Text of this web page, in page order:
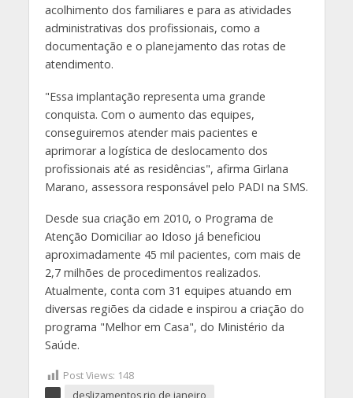
acolhimento dos familiares e para as atividades
administrativas dos profissionais, como a
documentação e o planejamento das rotas de
atendimento.
"Essa implantação representa uma grande
conquista. Com o aumento das equipes,
conseguiremos atender mais pacientes e
aprimorar a logística de deslocamento dos
profissionais até as residências", afirma Girlana
Marano, assessora responsável pelo PADI na SMS.
Desde sua criação em 2010, o Programa de
Atenção Domiciliar ao Idoso já beneficiou
aproximadamente 45 mil pacientes, com mais de
2,7 milhões de procedimentos realizados.
Atualmente, conta com 31 equipes atuando em
diversas regiões da cidade e inspirou a criação do
programa "Melhor em Casa", do Ministério da
Saúde.
Post Views: 148
deslizamentos rio de janeiro